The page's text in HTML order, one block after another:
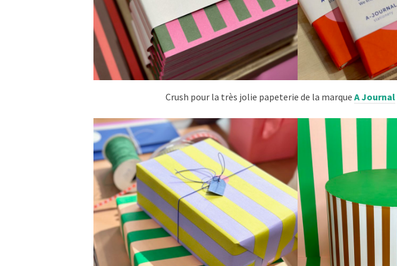
Crush pour la très jolie papeterie de la marque A Journal